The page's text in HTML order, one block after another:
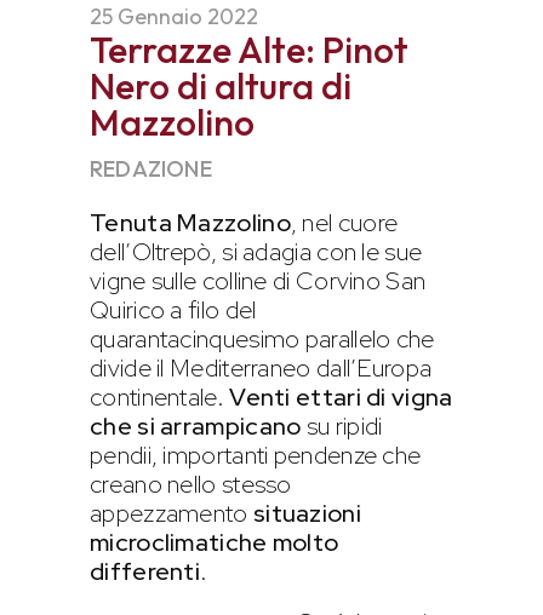
25 Gennaio 2022
Terrazze Alte: Pinot
Nero di altura di
Mazzolino
REDAZIONE
Tenuta Mazzolino, nel cuore
dell’Oltrepò, si adagia con le sue
vigne sulle colline di Corvino San
Quirico a filo del
quarantacinquesimo parallelo che
divide il Mediterraneo dall’Europa
continentale.Venti ettari di vigna
che si arrampicano su ripidi
pendii, importanti pendenze che
creano nello stesso
appezzamento situazioni
microclimatiche molto
differenti.